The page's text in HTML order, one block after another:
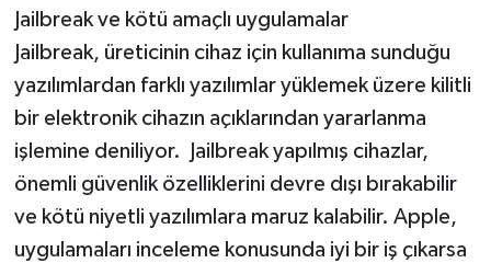
Jailbreak ve kötü amaçlı uygulamalar
Jailbreak, üreticinin cihaz için kullanıma sunduğu
yazılımlardan farklı yazılımlar yüklemek üzere kilitli
bir elektronik cihazın açıklarından yararlanma
işlemine deniliyor. Jailbreak yapılmış cihazlar,
önemli güvenlik özelliklerini devre dışı bırakabilir
ve kötü niyetli yazılımlara maruz kalabilir. Apple,
uygulamaları inceleme konusunda iyi bir iş çıkarsa